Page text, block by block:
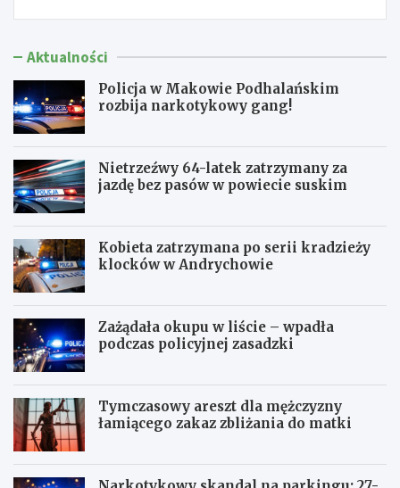
Aktualności
Policja w Makowie Podhalańskim
rozbija narkotykowy gang!
Nietrzeźwy 64-latek zatrzymany za
jazdę bez pasów w powiecie suskim
Kobieta zatrzymana po serii kradzieży
klocków w Andrychowie
Zażądała okupu w liście – wpadła
podczas policyjnej zasadzki
Tymczasowy areszt dla mężczyzny
łamiącego zakaz zbliżania do matki